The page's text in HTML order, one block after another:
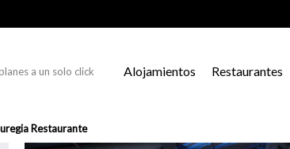
a un solo click Alojamientos Restaurantes
Restaurante